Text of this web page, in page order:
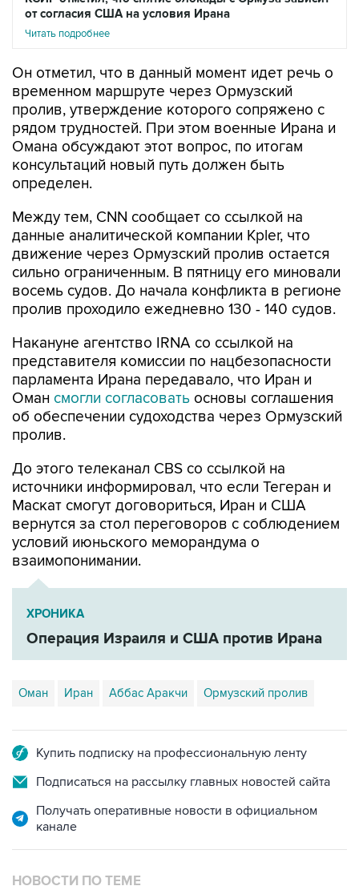
от согласия США на условия Ирана
Читать подробнее
Он отметил, что в данный момент идет речь о
временном маршруте через Ормузский
пролив, утверждение которого сопряжено с
рядом трудностей. При этом военные Ирана и
Омана обсуждают этот вопрос, по итогам
консультаций новый путь должен быть
определен.
Между тем, CNN сообщает со ссылкой на
данные аналитической компании Kpler, что
движение через Ормузский пролив остается
сильно ограниченным. В пятницу его миновали
восемь судов. До начала конфликта в регионе
пролив проходило ежедневно 130 - 140 судов.
Накануне агентство IRNA со ссылкой на
представителя комиссии по нацбезопасности
парламента Ирана передавало, что Иран и
Оман смогли согласовать основы соглашения
об обеспечении судоходства через Ормузский
пролив.
До этого телеканал CBS со ссылкой на
источники информировал, что если Тегеран и
Маскат смогут договориться, Иран и США
вернутся за стол переговоров с соблюдением
условий июньского меморандума о
взаимопонимании.
ХРОНИКА
Операция Израиля и США против Ирана
Оман Иран Аббас Аракчи Ормузский пролив
Купить подписку на профессиональную ленту
Подписаться на рассылку главных новостей сайта
Получать оперативные новости в официальном
канале
НОВОСТИ ПО ТЕМЕ